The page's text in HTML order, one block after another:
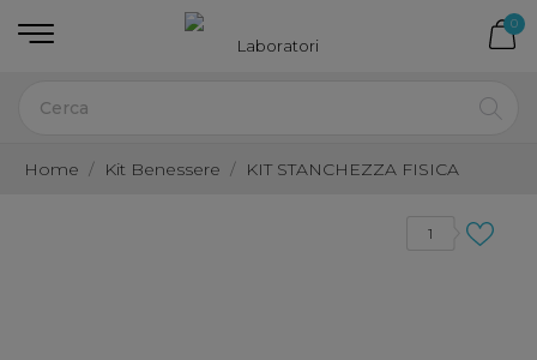
0
Home Kit Benessere KIT STANCHEZZA FISICA
1